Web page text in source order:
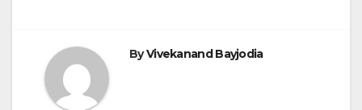
ByVivekanand Bayjodia